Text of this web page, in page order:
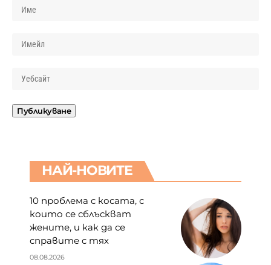
НАЙ-НОВИТЕ
10 проблема с косата, с
които се сблъскват
жените, и как да се
справите с тях
08.08.2026